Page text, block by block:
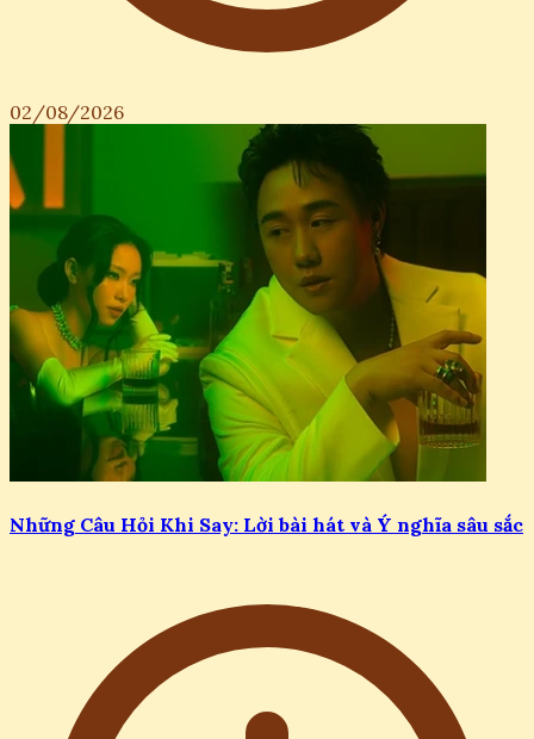
02/08/2026
Những Câu Hỏi Khi Say: Lời bài hát và Ý nghĩa sâu sắc